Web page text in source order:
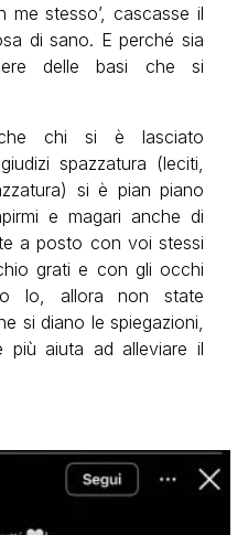
me stesso’, cascasse il
di sano. E perché sia
delle basi che si
chi si è lasciato
spazzatura (leciti,
si è pian piano
e magari anche di
a posto con voi stessi
grati e con gli occhi
Io, allora non state
si diano le spiegazioni,
aiuta ad alleviare il